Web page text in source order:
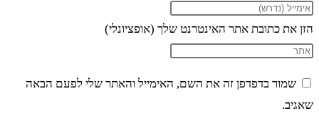
הזן את כתובת אתר האינטרנט שלך (אופציונלי)
שמור בדפדפן זה את השם, האימייל והאתר שלי לפעם הבאה
שאגיב.